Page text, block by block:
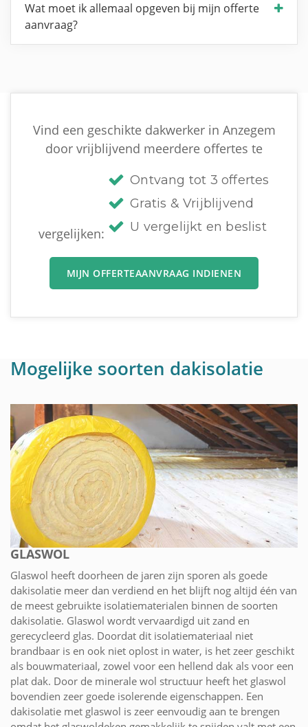
Wat moet ik allemaal opgeven bij mijn offerte
aanvraag?
Vind een geschikte dakwerker in Anzegem
door vrijblijvend meerdere offertes te
vergelijken:
Ontvang tot 3 offertes
Gratis & Vrijblijvend
U vergelijkt en beslist
MIJN OFFERTEAANVRAAG INDIENEN
Mogelijke soorten dakisolatie
GLASWOL
Glaswol heeft doorheen de jaren zijn sporen als goede
dakisolatie meer dan verdiend en het blijft nog altijd één van
de meest gebruikte isolatiematerialen binnen de soorten
dakisolatie. Glaswol wordt vervaardigd uit zand en
gerecycleerd glas. Doordat dit isolatiemateriaal niet
brandbaar is en ook niet oplost in water, is het zeer geschikt
als bouwmateriaal, zowel voor een hellend dak als voor een
plat dak. Door de minerale wol structuur heeft het glaswol
bovendien zeer goede isolerende eigenschappen. Een
dakisolatie met glaswol is zeer eenvoudig aan te brengen